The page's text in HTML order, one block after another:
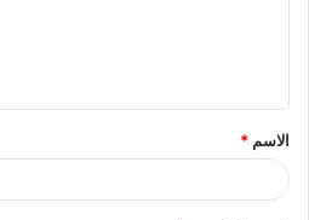
ق
*
الاسم *